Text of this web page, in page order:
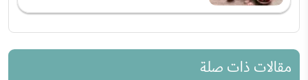
مقالات ذات صلة